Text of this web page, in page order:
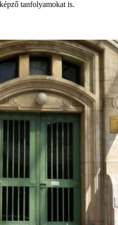
tanfolyamokat is.